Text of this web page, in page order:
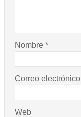
Nombre *
Correo electrónico
Web